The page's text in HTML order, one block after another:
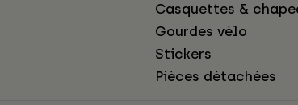
Casquettes &
Gourdes vélo
Stickers
Pièces détachées